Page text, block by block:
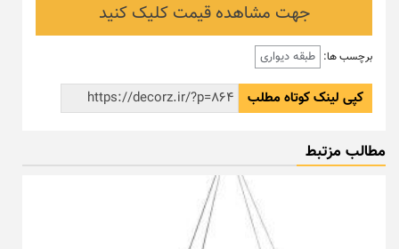
جهت مشاهده قیمت کلیک کنید
برچسب ها: طبقه دیواری
کپی لینک کوتاه مطلب
مطالب مزتبط